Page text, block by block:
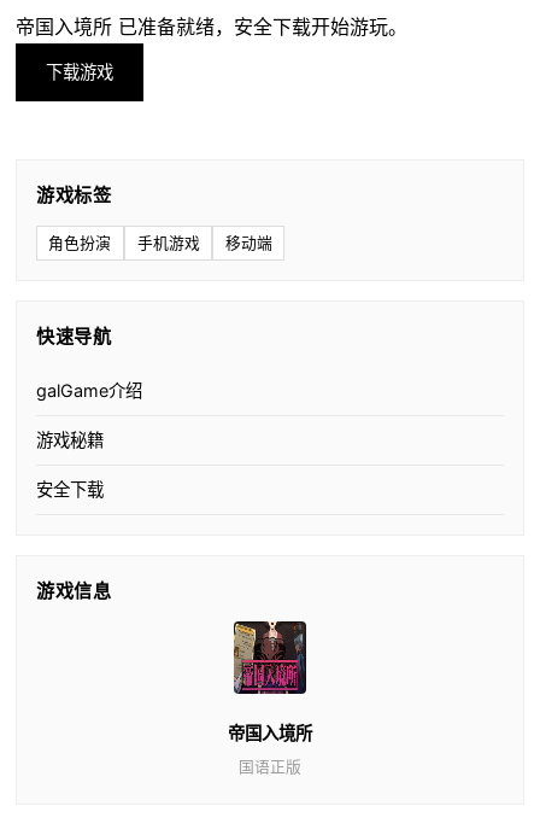
帝国入境所 已准备就绪，安全下载开始游玩。
下载游戏
游戏标签
角色扮演 手机游戏 移动端
快速导航
galGame介绍
游戏秘籍
安全下载
游戏信息
帝国入境所
国语正版